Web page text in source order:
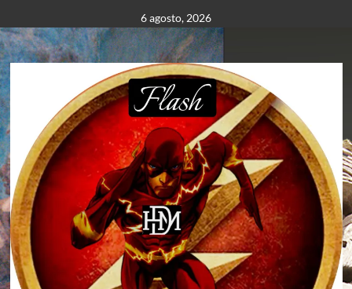
al
contenido
6 agosto, 2026